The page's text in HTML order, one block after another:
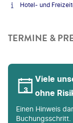
Hotel- und
TERMINE &
Viele
ohne
Einen Hinweis
Buchungsschritt.